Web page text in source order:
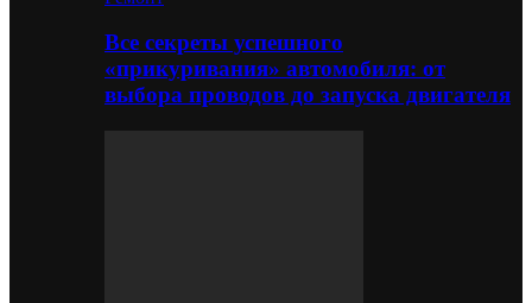
Все секреты успешного
«прикуривания» автомобиля: от
выбора проводов до запуска двигателя